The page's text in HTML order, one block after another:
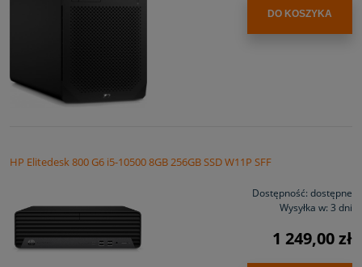
DO KOSZYKA
HP Elitedesk 800 G6 i5-10500 8GB 256GB SSD W11P SFF
Dostępność: dostępne
Wysyłka w: 3 dni
1 249,00 zł